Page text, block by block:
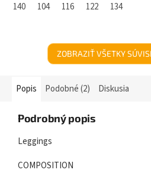
140 104 116 122 134
ZOBRAZIŤ VŠETKY
Popis Podobné (2) Diskusia
Podrobný popis
Leggings
COMPOSITION